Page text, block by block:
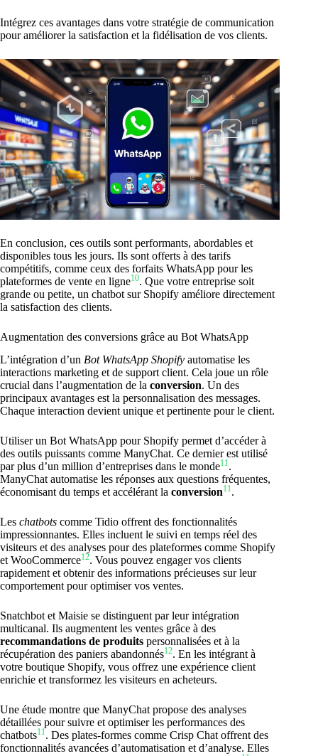
Intégrez ces avantages dans votre stratégie de communication
pour améliorer la satisfaction et la fidélisation de vos clients.
En conclusion, ces outils sont performants, abordables et
disponibles tous les jours. Ils sont offerts à des tarifs
compétitifs, comme ceux des forfaits WhatsApp pour les
plateformes de vente en ligne10. Que votre entreprise soit
grande ou petite, un chatbot sur Shopify améliore directement
la satisfaction des clients.
Augmentation des conversions grâce au Bot WhatsApp
L’intégration d’un Bot WhatsApp Shopify automatise les
interactions marketing et de support client. Cela joue un rôle
crucial dans l’augmentation de la conversion. Un des
principaux avantages est la personnalisation des messages.
Chaque interaction devient unique et pertinente pour le client.
Utiliser un Bot WhatsApp pour Shopify permet d’accéder à
des outils puissants comme ManyChat. Ce dernier est utilisé
par plus d’un million d’entreprises dans le monde11.
ManyChat automatise les réponses aux questions fréquentes,
économisant du temps et accélérant la conversion11.
Les chatbots comme Tidio offrent des fonctionnalités
impressionnantes. Elles incluent le suivi en temps réel des
visiteurs et des analyses pour des plateformes comme Shopify
et WooCommerce12. Vous pouvez engager vos clients
rapidement et obtenir des informations précieuses sur leur
comportement pour optimiser vos ventes.
Snatchbot et Maisie se distinguent par leur intégration
multicanal. Ils augmentent les ventes grâce à des
recommandations de produits personnalisées et à la
récupération des paniers abandonnés12. En les intégrant à
votre boutique Shopify, vous offrez une expérience client
enrichie et transformez les visiteurs en acheteurs.
Une étude montre que ManyChat propose des analyses
détaillées pour suivre et optimiser les performances des
chatbots11. Des plates-formes comme Crisp Chat offrent des
fonctionnalités avancées d’automatisation et d’analyse. Elles